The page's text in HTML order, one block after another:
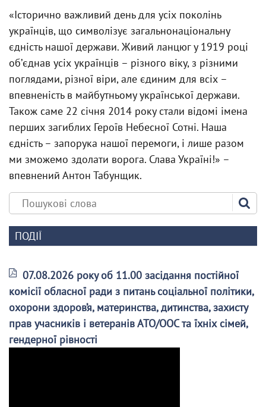
«Історично важливий день для усіх поколінь
українців, що символізує загальнонаціональну
єдність нашої держави. Живий ланцюг у 1919 році
обʼєднав усіх українців – різного віку, з різними
поглядами, різної віри, але єдиним для всіх –
впевненість в майбутньому української держави.
Також саме 22 січня 2014 року стали відомі імена
перших загиблих Героїв Небесної Сотні. Наша
єдність – запорука нашої перемоги, і лише разом
ми зможемо здолати ворога. Слава Україні!» –
впевнений Антон Табунщик.
ПОДІЇ
07.08.2026 року об 11.00 засідання постійної
комісії обласної ради з питань соціальної політики,
охорони здоров’я, материнства, дитинства, захисту
прав учасників і ветеранів АТО/ООС та їхніх сімей,
гендерної рівності